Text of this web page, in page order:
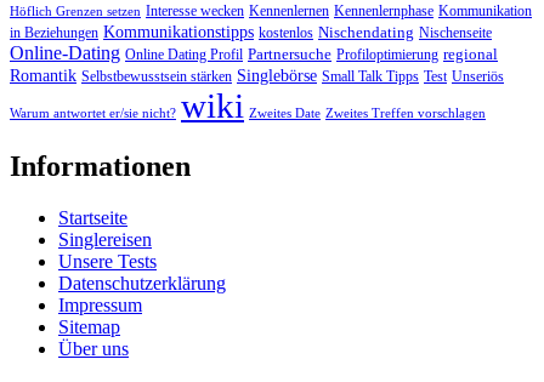
Höflich Grenzen setzen Interesse wecken Kennenlernen Kennenlernphase Kommunikation
in Beziehungen Kommunikationstipps kostenlos Nischendating Nischenseite
Online-Dating Online Dating Profil Partnersuche Profiloptimierung regional
Romantik Selbstbewusstsein stärken Singlebörse Small Talk Tipps Test Unseriös
Warum antwortet er/sie nicht? wiki Zweites Date Zweites Treffen vorschlagen
Informationen
Startseite
Singlereisen
Unsere Tests
Datenschutzerklärung
Impressum
Sitemap
Über uns